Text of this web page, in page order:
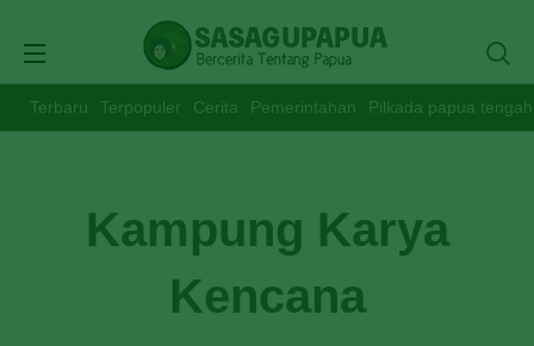
Terbaru Terpopuler Cerita Pemerintahan Pilkada papua tengah
Kampung Karya
Kencana